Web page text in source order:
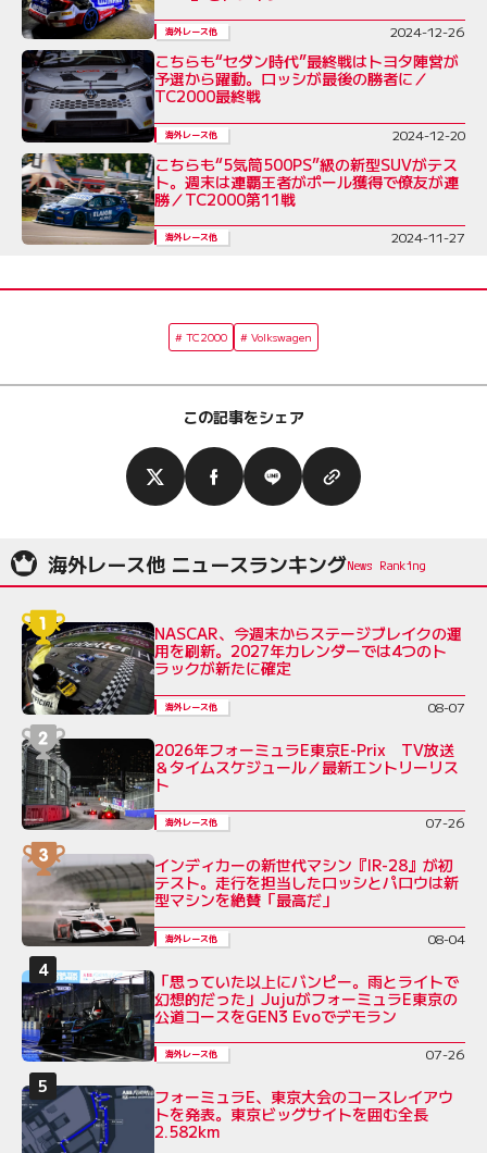
海外レース他 2024-12-26
こちらも“セダン時代”最終戦はトヨタ陣営が
予選から躍動。ロッシが最後の勝者に／
TC2000最終戦
海外レース他 2024-12-20
こちらも“5気筒500PS”級の新型SUVがテス
ト。週末は連覇王者がポール獲得で僚友が連
勝／TC2000第11戦
海外レース他 2024-11-27
TC2000 Volkswagen
この記事をシェア
海外レース他 ニュースランキング
NASCAR、今週末からステージブレイクの運
用を刷新。2027年カレンダーでは4つのト
ラックが新たに確定
海外レース他 08-07
2026年フォーミュラE東京E-Prix TV放送
＆タイムスケジュール／最新エントリーリス
ト
海外レース他 07-26
インディカーの新世代マシン『IR-28』が初
テスト。走行を担当したロッシとパロウは新
型マシンを絶賛「最高だ」
海外レース他 08-04
「思っていた以上にバンピー。雨とライトで
幻想的だった」JujuがフォーミュラE東京の
公道コースをGEN3 Evoでデモラン
海外レース他 07-26
フォーミュラE、東京大会のコースレイアウ
トを発表。東京ビッグサイトを囲む全長
2.582km